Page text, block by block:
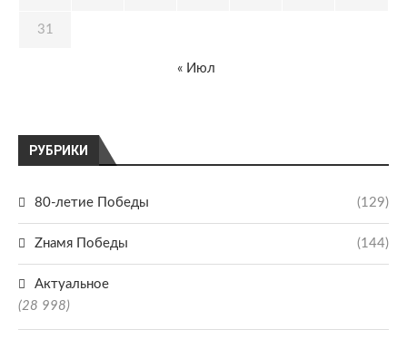
РУБРИКИ
80-летие Победы (129)
Zнамя Победы (144)
Актуальное
(28 998)
31
« Июл